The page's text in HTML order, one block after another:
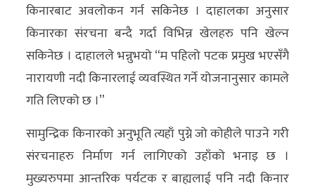
किनारबाट अवलोकन गर्न सकिनेछ । दाहालका अनुसार
किनारका संरचना बन्दै गर्दा विभिन्न खेलहरु पनि खेल्न
सकिनेछ । दाहालले भन्नुभयो “म पहिलो पटक प्रमुख भएसँगै
नारायणी नदी किनारलाई व्यवस्थित गर्ने योजनानुसार कामले
गति लिएको छ ।”
सामुन्द्रिक किनारको अनुभूति त्यहाँ पुग्ने जो कोहीले पाउने गरी
संरचनाहरु निर्माण गर्न लागिएको उहाँको भनाइ छ ।
मुख्यरुपमा आन्तरिक पर्यटक र बाह्यलाई पनि नदी किनार